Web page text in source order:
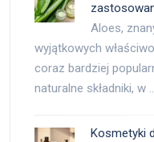
Aloes,
wyjątkowych
coraz bardziej
naturalne składniki, w
Kosmetyki